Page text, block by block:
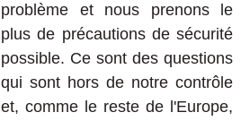
problème et nous prenons le
plus de précautions de sécurité
possible. Ce sont des questions
qui sont hors de notre contrôle
et, comme le reste de l'Europe,